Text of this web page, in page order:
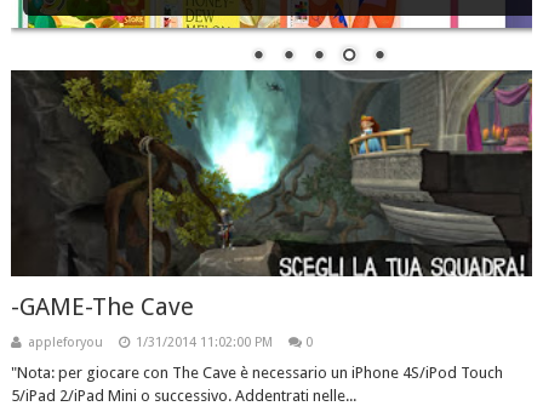
-GAME-The Cave
appleforyou 1/31/2014 11:02:00 PM 0
"Nota: per giocare con The Cave è necessario un iPhone 4S/iPod Touch
5/iPad 2/iPad Mini o successivo. Addentrati nelle...